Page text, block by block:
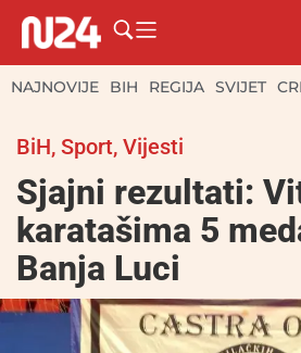
NAJNOVIJE BIH REGIJA SVIJET
BiH, Sport, Vijesti
Sjajni rezultati:
karatašima 5
Banja Luci